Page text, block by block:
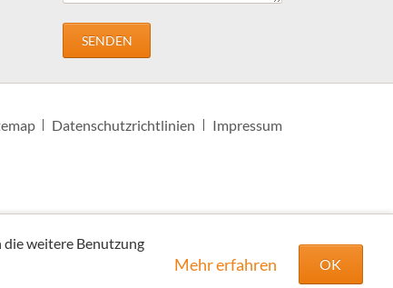
SENDEN
Datenschutzrichtlinien Impressum
die weitere Benutzung
Mehr erfahren OK